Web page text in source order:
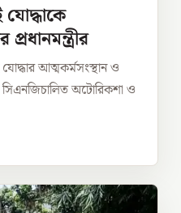
আত্মকর্মসংস্থান ও
সিএনজিচালিত অটোরিকশা ও